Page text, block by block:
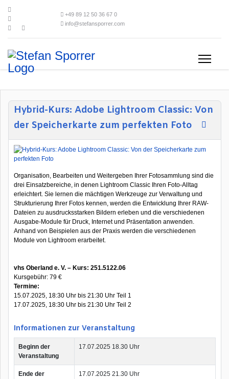
+49 89 12 50 36 67 0
info@stefansporrer.com
Hybrid-Kurs: Adobe Lightroom Classic: Von
der Speicherkarte zum perfekten Foto
Organisation, Bearbeiten und Weitergeben Ihrer Fotosammlung sind die
drei Einsatzbereiche, in denen Lightroom Classic Ihren Foto-Alltag
erleichtert. Sie lernen die mächtigen Werkzeuge zur Verwaltung und
Strukturierung Ihrer Fotos kennen, werden die Entwicklung Ihrer RAW-
Dateien zu ausdrucksstarken Bildern erleben und die verschiedenen
Ausgabe-Module für Druck, Internet und Präsentation anwenden.
Anhand von Beispielen aus der Praxis werden die verschiedenen
Module von Lightroom erarbeitet.
vhs Oberland e. V. – Kurs: 251.5122.06
Kursgebühr: 79 €
Termine:
15.07.2025, 18:30 Uhr bis 21:30 Uhr Teil 1
17.07.2025, 18:30 Uhr bis 21:30 Uhr Teil 2
Informationen zur Veranstaltung
Beginn der
Veranstaltung
17.07.2025 18.30 Uhr
Ende der
17.07.2025 21.30 Uhr